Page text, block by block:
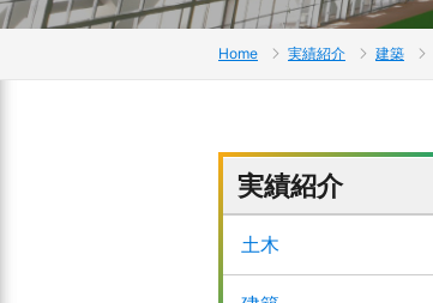
Home 実績紹介 建築
実績紹介
土木